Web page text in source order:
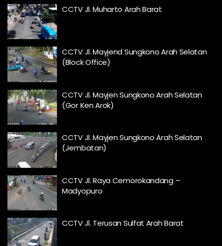
CCTV Jl. Muharto Arah Barat
CCTV Jl. Mayjend Sungkono Arah Selatan
(Block Office)
CCTV Jl. Mayjen Sungkono Arah Selatan
(Gor Ken Arok)
CCTV Jl. Mayjen Sungkono Arah Selatan
(Jembatan)
CCTV Jl. Raya Cemorokandang –
Madyopuro
CCTV Jl. Terusan Sulfat Arah Barat